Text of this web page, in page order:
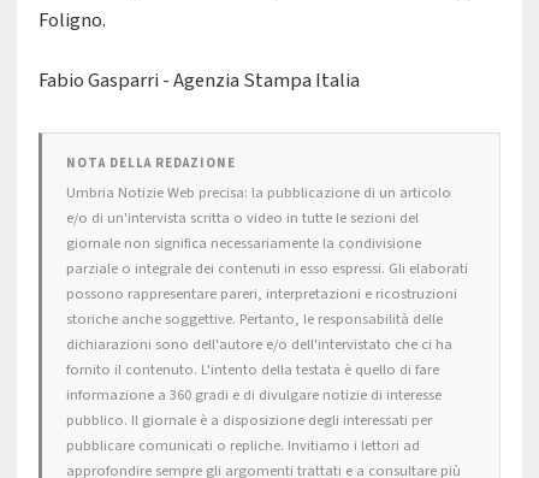
Foligno.
Fabio Gasparri - Agenzia Stampa Italia
NOTA DELLA REDAZIONE
Umbria Notizie Web precisa: la pubblicazione di un articolo
e/o di un'intervista scritta o video in tutte le sezioni del
giornale non significa necessariamente la condivisione
parziale o integrale dei contenuti in esso espressi. Gli elaborati
possono rappresentare pareri, interpretazioni e ricostruzioni
storiche anche soggettive. Pertanto, le responsabilità delle
dichiarazioni sono dell'autore e/o dell'intervistato che ci ha
fornito il contenuto. L'intento della testata è quello di fare
informazione a 360 gradi e di divulgare notizie di interesse
pubblico. Il giornale è a disposizione degli interessati per
pubblicare comunicati o repliche. Invitiamo i lettori ad
approfondire sempre gli argomenti trattati e a consultare più